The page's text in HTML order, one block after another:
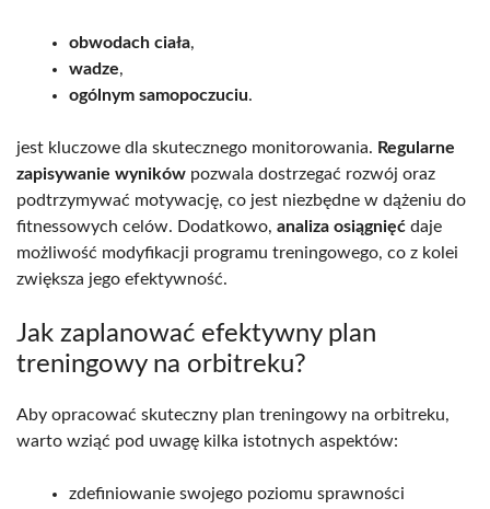
obwodach ciała,
wadze,
ogólnym samopoczuciu.
jest kluczowe dla skutecznego monitorowania. Regularne
zapisywanie wyników pozwala dostrzegać rozwój oraz
podtrzymywać motywację, co jest niezbędne w dążeniu do
fitnessowych celów. Dodatkowo, analiza osiągnięć daje
możliwość modyfikacji programu treningowego, co z kolei
zwiększa jego efektywność.
Jak zaplanować efektywny plan
treningowy na orbitreku?
Aby opracować skuteczny plan treningowy na orbitreku,
warto wziąć pod uwagę kilka istotnych aspektów:
zdefiniowanie swojego poziomu sprawności